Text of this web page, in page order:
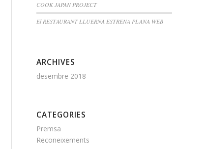
COOK JAPAN PROJECT
El RESTAURANT LLUERNA ESTRENA PLANA WEB
ARCHIVES
desembre 2018
CATEGORIES
Premsa
Reconeixements